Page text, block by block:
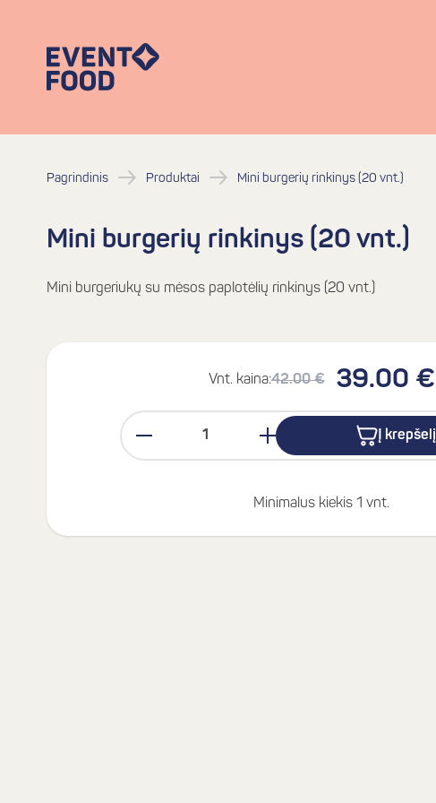
Pagrindinis Produktai Mini burgerių rinkinys (20 vnt.)
Mini burgerių rinkinys (20 vnt.)
Mini burgeriukų su mėsos paplotėlių rinkinys (20 vnt.)
Vnt. kaina:42.00 € 39.00 €
Į krepšelį
Minimalus kiekis 1 vnt.